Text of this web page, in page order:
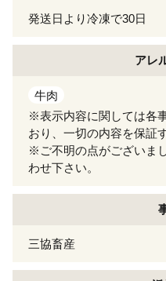
発送日より冷凍で30日
アレ
牛肉
※表示内容に関しては各
おり、一切の内容を保証
※ご不明の点がございま
わせ下さい。
三協畜産